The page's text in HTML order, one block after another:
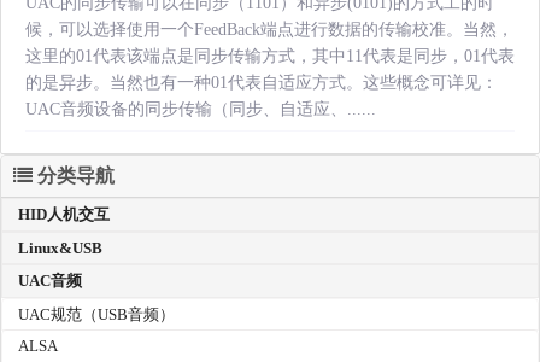
候，可以选择使用一个FeedBack端点进行数据的传输校准。当然，
这里的01代表该端点是同步传输方式，其中11代表是同步，01代表
的是异步。当然也有一种01代表自适应方式。这些概念可详见：
UAC音频设备的同步传输（同步、自适应、......
分类导航
HID人机交互
Linux&USB
UAC音频
UAC规范（USB音频）
ALSA